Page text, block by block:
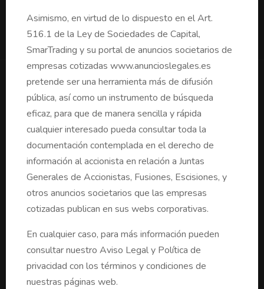
Asimismo, en virtud de lo dispuesto en el Art.
516.1 de la Ley de Sociedades de Capital,
SmarTrading y su portal de anuncios societarios de
empresas cotizadas www.anuncioslegales.es
pretende ser una herramienta más de difusión
pública, así como un instrumento de búsqueda
eficaz, para que de manera sencilla y rápida
cualquier interesado pueda consultar toda la
documentación contemplada en el derecho de
información al accionista en relación a Juntas
Generales de Accionistas, Fusiones, Escisiones, y
otros anuncios societarios que las empresas
cotizadas publican en sus webs corporativas.
En cualquier caso, para más información pueden
consultar nuestro Aviso Legal y Política de
privacidad con los términos y condiciones de
nuestras páginas web.
PARA ACCIONISTAS
Buscador Anuncios Sociedades Cotizadas
Consultar publicaciones en BORME
PARA EMPRESAS
Publicación en BORME
Publicación Certificada
Monitorización
Creación Página Web